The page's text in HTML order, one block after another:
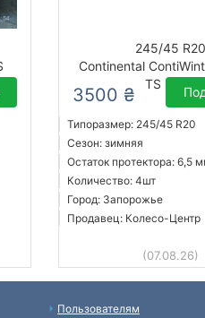
245/45 R20
Continental
TS 850P
3500 ₴
Типоразмер: 245/45 R20
Сезон: зимняя
Остаток протектора: 6,5
Количество: 4шт
Город: Запорожье
Продавец: Колесо-Центр
(07.08.26)
Пользователям